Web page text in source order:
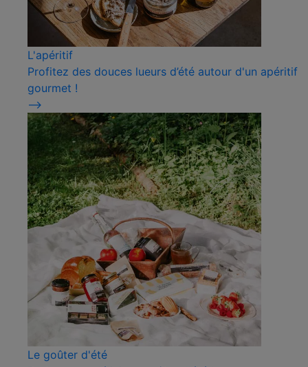
L'apéritif
Profitez des douces lueurs d’été autour d'un apéritif
gourmet !
⟶
Le goûter d'été